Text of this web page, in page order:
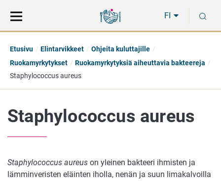
suoraan
sisältöön
koko
sivuston
FI
Etusivu Elintarvikkeet
Ohjeita kuluttajille
Ruokamyrkytykset
Ruokamyrkytyksiä aiheuttavia bakteereja
Staphylococcus aureus
Staphylococcus aureus
Staphylococcus aureus on yleinen bakteeri ihmisten ja
lämminveristen eläinten iholla, nenän ja suun limakalvoilla